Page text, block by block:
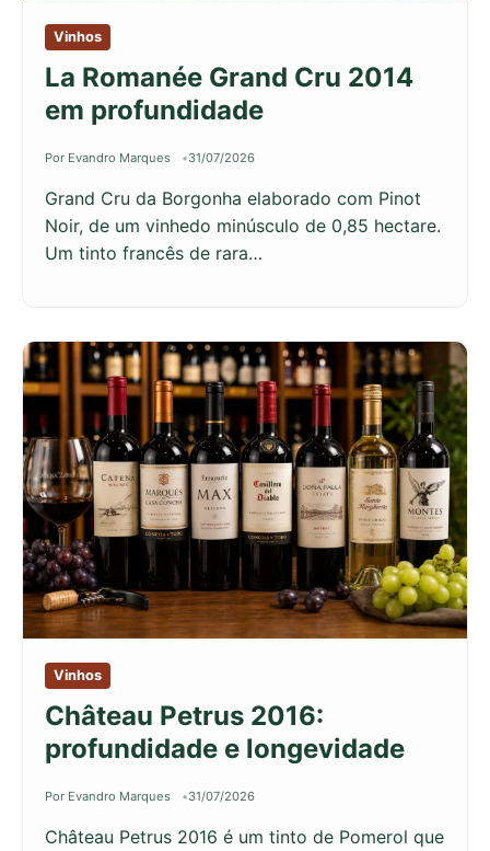
Vinhos
La Romanée Grand Cru 2014
em profundidade
Por Evandro Marques 31/07/2026
Grand Cru da Borgonha elaborado com Pinot
Noir, de um vinhedo minúsculo de 0,85 hectare.
Um tinto francês de rara…
Vinhos
Château Petrus 2016:
profundidade e longevidade
Por Evandro Marques 31/07/2026
Château Petrus 2016 é um tinto de Pomerol que